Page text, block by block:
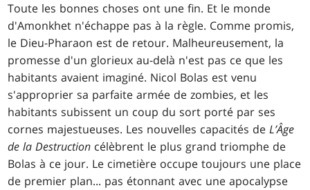
Toute les bonnes choses ont une fin. Et le monde
d'Amonkhet n'échappe pas à la règle. Comme promis,
le Dieu-Pharaon est de retour. Malheureusement, la
promesse d'un glorieux au-delà n'est pas ce que les
habitants avaient imaginé. Nicol Bolas est venu
s'approprier sa parfaite armée de zombies, et les
habitants subissent un coup du sort porté par ses
cornes majestueuses. Les nouvelles capacités deL’Âge
de la Destruction célèbrent le plus grand triomphe de
Bolas à ce jour. Le cimetière occupe toujours une place
de premier plan... pas étonnant avec une apocalypse